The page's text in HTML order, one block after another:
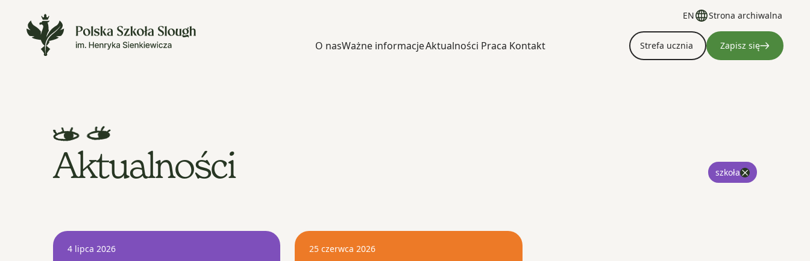
EN Strona archiwalna
O nasWażne informacjeAktualności Praca Kontakt Strefa ucznia Zapisz się
Aktualności szkoła
4 lipca 2026 25 czerwca 2026